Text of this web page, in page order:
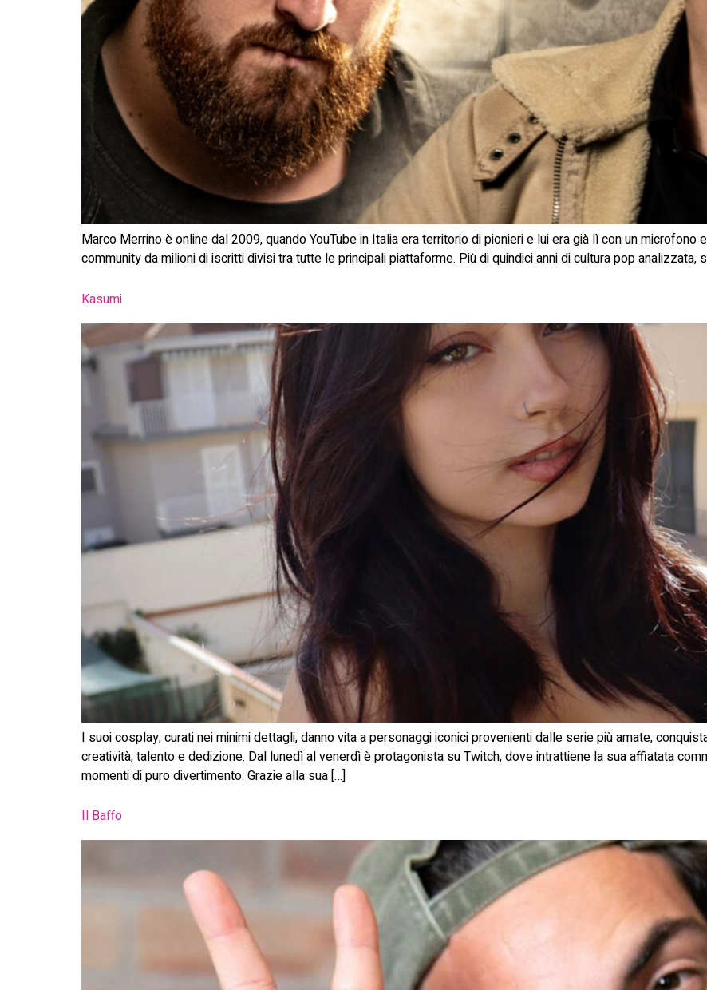
Marco Merrino è online dal 2009, quando YouTube in Italia era territorio di pionieri e lui era già lì con un microfono
community da milioni di iscritti divisi tra tutte le principali piattaforme. Più di quindici anni di cultura pop analizzata,
Kasumi
I suoi cosplay, curati nei minimi dettagli, danno vita a personaggi iconici provenienti dalle serie più amate,
creatività, talento e dedizione. Dal lunedì al venerdì è protagonista su Twitch, dove intrattiene la sua affiatata
momenti di puro divertimento. Grazie alla sua […]
Il Baffo